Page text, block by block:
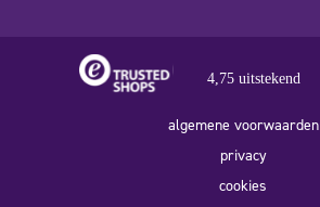
4,75 uitstekend
algemene voorwaarden
privacy
cookies